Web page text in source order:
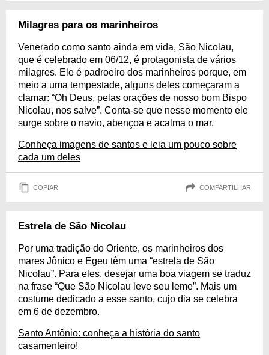
Milagres para os marinheiros
Venerado como santo ainda em vida, São Nicolau,
que é celebrado em 06/12, é protagonista de vários
milagres. Ele é padroeiro dos marinheiros porque, em
meio a uma tempestade, alguns deles começaram a
clamar: “Oh Deus, pelas orações de nosso bom Bispo
Nicolau, nos salve”. Conta-se que nesse momento ele
surge sobre o navio, abençoa e acalma o mar.
Conheça imagens de santos e leia um pouco sobre
cada um deles
COPIAR COMPARTILHAR
Estrela de São Nicolau
Por uma tradição do Oriente, os marinheiros dos
mares Jônico e Egeu têm uma “estrela de São
Nicolau”. Para eles, desejar uma boa viagem se traduz
na frase “Que São Nicolau leve seu leme”. Mais um
costume dedicado a esse santo, cujo dia se celebra
em 6 de dezembro.
Santo Antônio: conheça a história do santo
casamenteiro!